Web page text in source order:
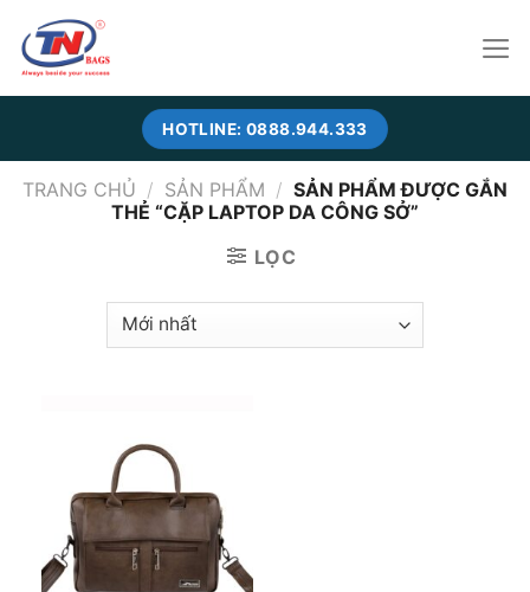
content
HOTLINE: 0888.944.333
TRANG CHỦ / SẢN PHẨM / SẢN PHẨM ĐƯỢC GẮN
THẺ “CẶP LAPTOP DA CÔNG SỞ”
LỌC